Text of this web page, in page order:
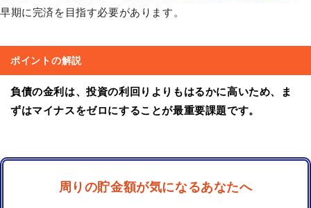
早期に完済を目指す必要があります。
ポイントの解説
負債の金利は、投資の利回りよりもはるかに高いため、ま
ずはマイナスをゼロにすることが最重要課題です。
周りの貯金額が気になるあなたへ